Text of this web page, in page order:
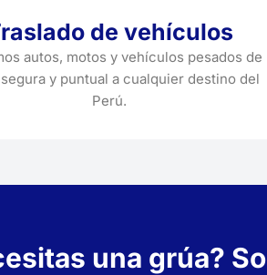
de vehículos
autos, motos y vehículos pesados de
y puntual a cualquier destino del
Perú.
una grúa?